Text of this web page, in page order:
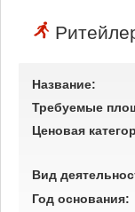
Название:
Требуемые
Ценовая
Вид
Год основания: